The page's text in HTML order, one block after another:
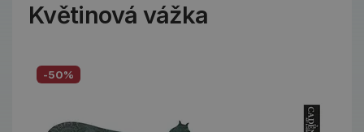
Květinová vážka
-50%